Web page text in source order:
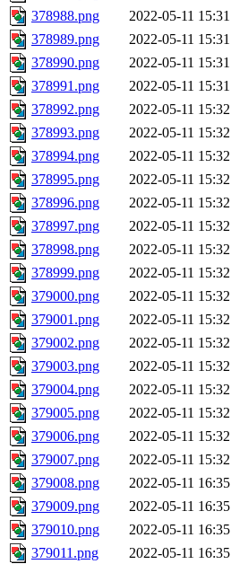
378988.png
2022-05-11 15:31
378989.png
2022-05-11 15:31
378990.png
2022-05-11 15:31
378991.png
2022-05-11 15:31
378992.png
2022-05-11 15:32
378993.png
2022-05-11 15:32
378994.png
2022-05-11 15:32
378995.png
2022-05-11 15:32
378996.png
2022-05-11 15:32
378997.png
2022-05-11 15:32
378998.png
2022-05-11 15:32
378999.png
2022-05-11 15:32
379000.png
2022-05-11 15:32
379001.png
2022-05-11 15:32
379002.png
2022-05-11 15:32
379003.png
2022-05-11 15:32
379004.png
2022-05-11 15:32
379005.png
2022-05-11 15:32
379006.png
2022-05-11 15:32
379007.png
2022-05-11 15:32
379008.png
2022-05-11 16:35
379009.png
2022-05-11 16:35
379010.png
2022-05-11 16:35
379011.png
2022-05-11 16:35